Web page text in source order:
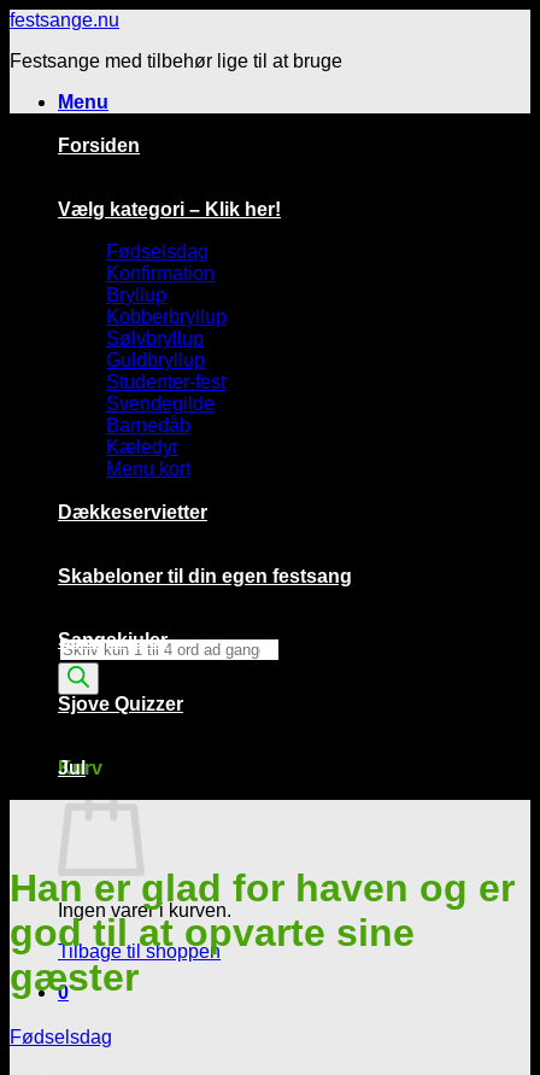
Fortsæt
indhold
festsange.nu
Festsange med tilbehør lige til at bruge
Menu
Products
search
Kurv
Ingen varer i kurven.
Tilbage til shoppen
0
Forsiden
Vælg kategori – Klik her!
Fødselsdag
Konfirmation
Bryllup
Kobberbryllup
Sølvbryllup
Guldbryllup
Studenter-fest
Svendegilde
Barnedåb
Kæledyr
Menu kort
Dækkeservietter
Skabeloner til din egen festsang
Sangskjuler
Sjove Quizzer
Jul
Han er glad for haven og er
god til at opvarte sine
gæster
Fødselsdag